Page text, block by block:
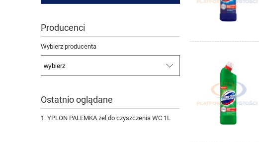
Producenci
Wybierz producenta
Ostatnio oglądane
YPLON PALEMKA żel do czyszczenia WC 1L